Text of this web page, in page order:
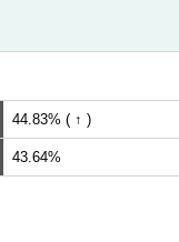
44.83% ( ↑ )
43.64%